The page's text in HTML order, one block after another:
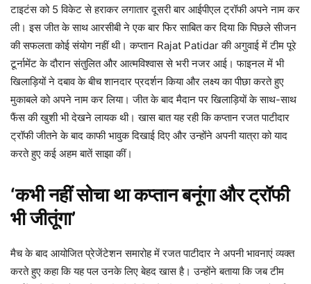
टाइटंस को 5 विकेट से हराकर लगातार दूसरी बार आईपीएल ट्रॉफी अपने नाम कर
ली। इस जीत के साथ आरसीबी ने एक बार फिर साबित कर दिया कि पिछले सीजन
की सफलता कोई संयोग नहीं थी। कप्तान Rajat Patidar की अगुवाई में टीम पूरे
टूर्नामेंट के दौरान संतुलित और आत्मविश्वास से भरी नजर आई। फाइनल में भी
खिलाड़ियों ने दबाव के बीच शानदार प्रदर्शन किया और लक्ष्य का पीछा करते हुए
मुकाबले को अपने नाम कर लिया। जीत के बाद मैदान पर खिलाड़ियों के साथ-साथ
फैंस की खुशी भी देखने लायक थी। खास बात यह रही कि कप्तान रजत पाटीदार
ट्रॉफी जीतने के बाद काफी भावुक दिखाई दिए और उन्होंने अपनी यात्रा को याद
करते हुए कई अहम बातें साझा कीं।
‘कभी नहीं सोचा था कप्तान बनूंगा और ट्रॉफी
भी जीतूंगा’
मैच के बाद आयोजित प्रेजेंटेशन समारोह में रजत पाटीदार ने अपनी भावनाएं व्यक्त
करते हुए कहा कि यह पल उनके लिए बेहद खास है। उन्होंने बताया कि जब टीम